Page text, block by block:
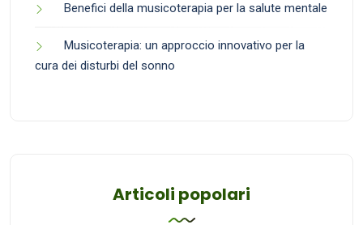
Benefici della musicoterapia per la salute mentale
Musicoterapia: un approccio innovativo per la
cura dei disturbi del sonno
Articoli popolari